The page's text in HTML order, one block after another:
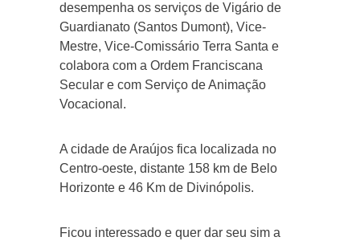
desempenha os serviços de Vigário de
Guardianato (Santos Dumont), Vice-
Mestre, Vice-Comissário Terra Santa e
colabora com a Ordem Franciscana
Secular e com Serviço de Animação
Vocacional.
A cidade de Araújos fica localizada no
Centro-oeste, distante 158 km de Belo
Horizonte e 46 Km de Divinópolis.
Ficou interessado e quer dar seu sim a